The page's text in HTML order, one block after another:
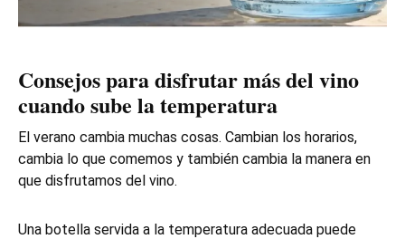
Consejos para disfrutar más del vino
cuando sube la temperatura
El verano cambia muchas cosas. Cambian los horarios,
cambia lo que comemos y también cambia la manera en
que disfrutamos del vino.
Una botella servida a la temperatura adecuada puede